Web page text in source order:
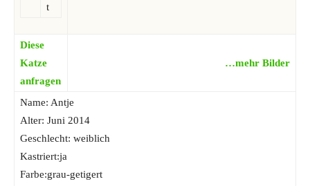
t
Diese
Katze
anfragen
…mehr Bilder
Name: Antje
Alter: Juni 2014
Geschlecht: weiblich
Kastriert:ja
Farbe:grau-getigert